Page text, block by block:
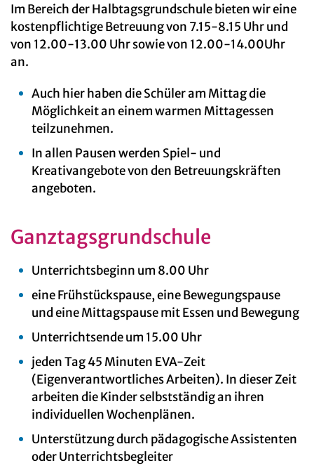
Im Bereich der Halbtagsgrundschule bieten wir eine
kostenpflichtige Betreuung von 7.15-8.15 Uhr und
von 12.00-13.00 Uhr sowie von 12.00-14.00Uhr
an.
Auch hier haben die Schüler am Mittag die
Möglichkeit an einem warmen Mittagessen
teilzunehmen.
In allen Pausen werden Spiel- und
Kreativangebote von den Betreuungskräften
angeboten.
Ganztagsgrundschule
Unterrichtsbeginn um 8.00 Uhr
eine Frühstückspause, eine Bewegungspause
und eine Mittagspause mit Essen und Bewegung
Unterrichtsende um 15.00 Uhr
jeden Tag 45 Minuten EVA-Zeit
(Eigenverantwortliches Arbeiten). In dieser Zeit
arbeiten die Kinder selbstständig an ihren
individuellen Wochenplänen.
Unterstützung durch pädagogische Assistenten
oder Unterrichtsbegleiter